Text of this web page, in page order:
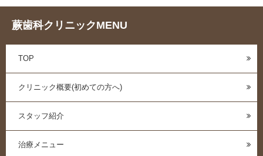
蕨歯科クリニックMENU
TOP
クリニック概要(初めての方へ)
スタッフ紹介
治療メニュー